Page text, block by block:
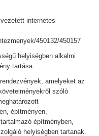
internetes
450132/450157
helyiségben alkalmi
tartása.
amelyeket az
szóló
építményen,
építményben,
helyiségben tartanak.